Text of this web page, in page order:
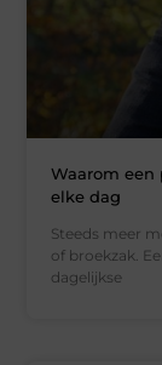
Waarom een
elke dag
Steeds meer
of broekzak.
dagelijkse